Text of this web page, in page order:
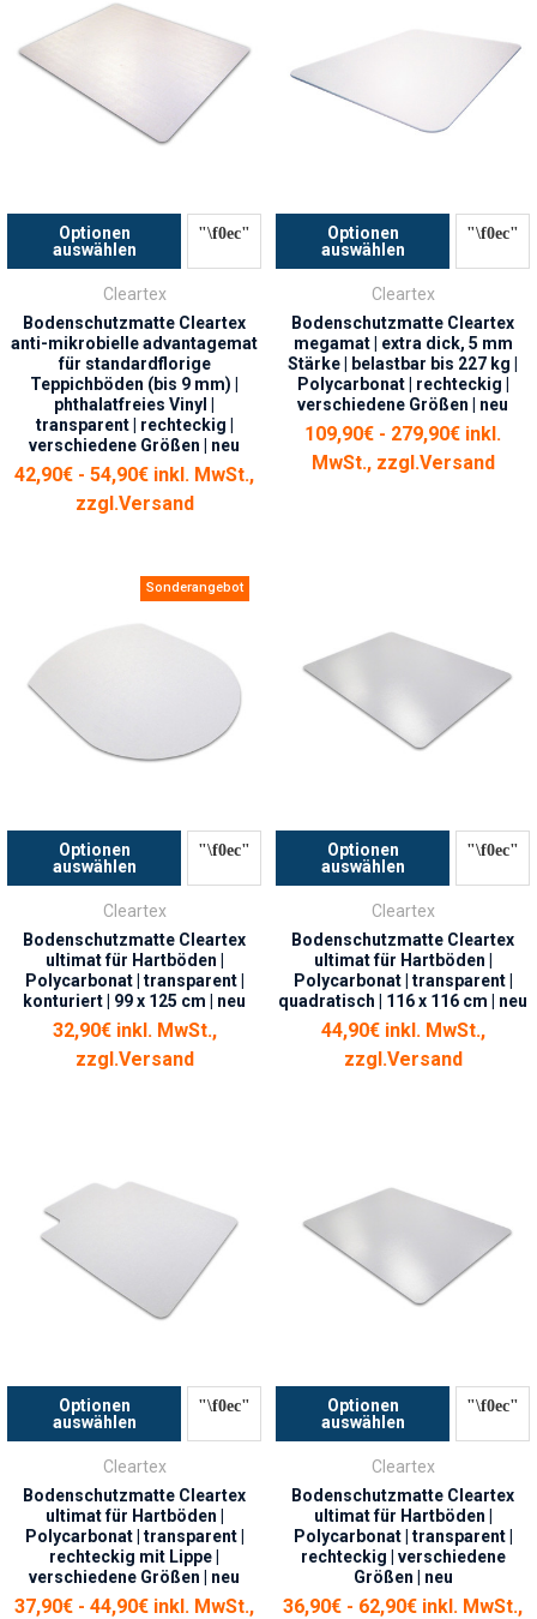
Optionen
auswählen
Cleartex
Bodenschutzmatte Cleartex
anti-mikrobielle advantagemat
für standardflorige
Teppichböden (bis 9 mm) |
phthalatfreies Vinyl |
transparent | rechteckig |
verschiedene Größen | neu
42,90€ - 54,90€ inkl. MwSt.,
zzgl.Versand
Optionen
auswählen
Cleartex
Bodenschutzmatte Cleartex
megamat | extra dick, 5 mm
Stärke | belastbar bis 227 kg |
Polycarbonat | rechteckig |
verschiedene Größen | neu
109,90€ - 279,90€ inkl.
MwSt., zzgl.Versand
Sonderangebot
Optionen
auswählen
Cleartex
Bodenschutzmatte Cleartex
ultimat für Hartböden |
Polycarbonat | transparent |
konturiert | 99 x 125 cm | neu
32,90€ inkl. MwSt.,
zzgl.Versand
Optionen
auswählen
Cleartex
Bodenschutzmatte Cleartex
ultimat für Hartböden |
Polycarbonat | transparent |
quadratisch | 116 x 116 cm | neu
44,90€ inkl. MwSt.,
zzgl.Versand
Optionen
auswählen
Cleartex
Bodenschutzmatte Cleartex
ultimat für Hartböden |
Polycarbonat | transparent |
rechteckig mit Lippe |
verschiedene Größen | neu
37,90€ - 44,90€ inkl. MwSt.,
Optionen
auswählen
Cleartex
Bodenschutzmatte Cleartex
ultimat für Hartböden |
Polycarbonat | transparent |
rechteckig | verschiedene
Größen | neu
36,90€ - 62,90€ inkl. MwSt.,